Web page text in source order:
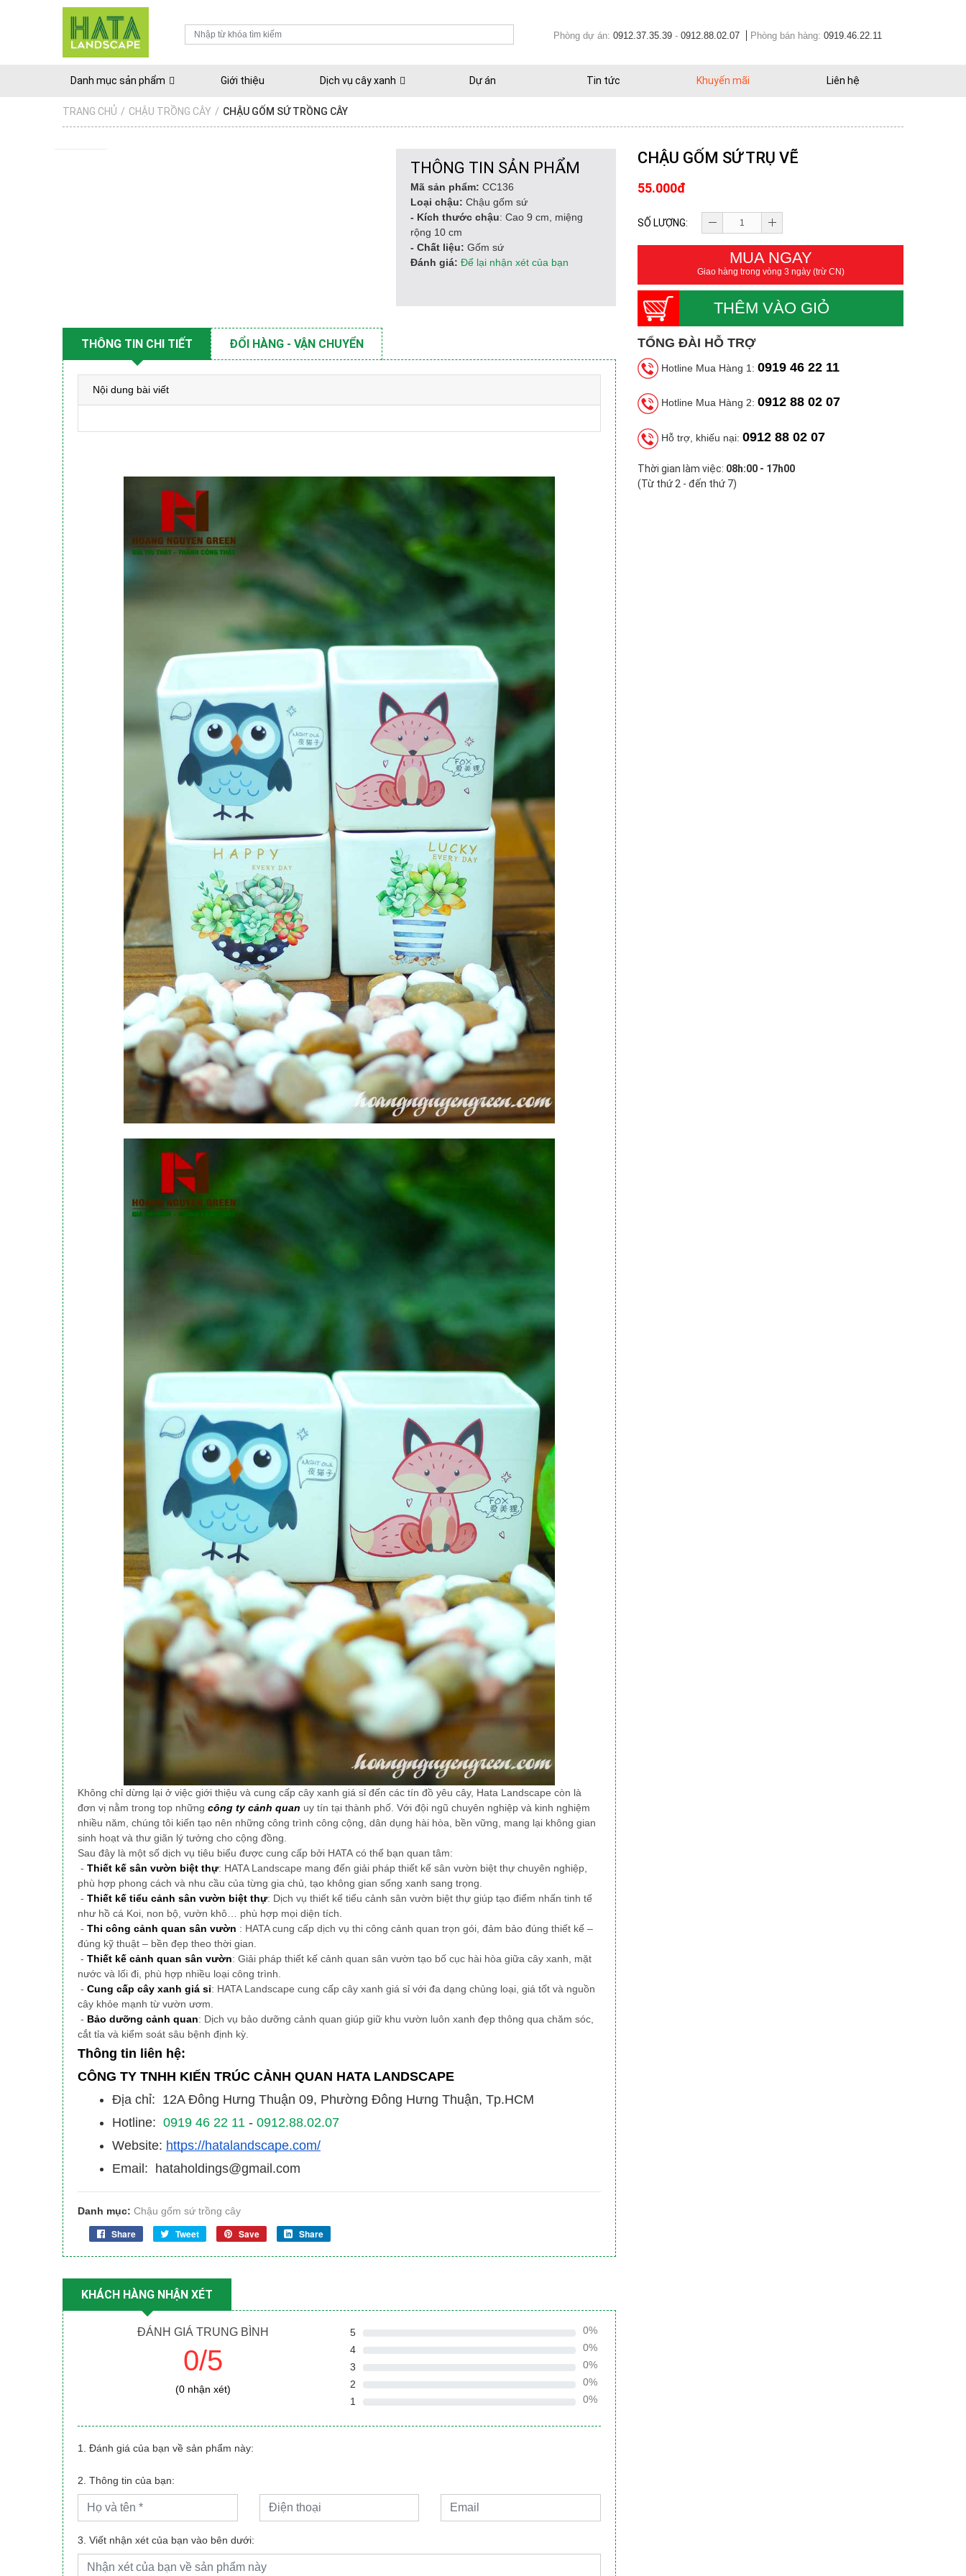
Phòng dự án: 0912.37.35.39 - 0912.88.02.07 Phòng bán hàng: 0919.46.22.11
Danh mục sản phẩm Giới thiệu Dịch vụ cây xanh Dự án Tin tức Khuyến mãi Liên hệ
TRANG CHỦ / CHẬU TRỒNG CÂY / CHẬU GỐM SỨ TRỒNG CÂY
THÔNG TIN SẢN PHẨM
Mã sản phẩm: CC136
Loại chậu: Chậu gốm sứ
- Kích thước chậu: Cao 9 cm, miệng
rộng 10 cm
- Chất liệu: Gốm sứ
Đánh giá: Để lại nhận xét của bạn
CHẬU GỐM SỨ TRỤ VẼ
55.000đ
SỐ LƯỢNG:
MUA NGAY
Giao hàng trong vòng 3 ngày (trừ CN)
THÊM VÀO GIỎ
TỔNG ĐÀI HỖ TRỢ
Hotline Mua Hàng 1: 0919 46 22 11
Hotline Mua Hàng 2: 0912 88 02 07
Hỗ trợ, khiếu nại: 0912 88 02 07
Thời gian làm việc: 08h:00 - 17h00
(Từ thứ 2 - đến thứ 7)
THÔNG TIN CHI TIẾT ĐỔI HÀNG - VẬN CHUYỂN
Nội dung bài viết
Không chỉ dừng lại ở việc giới thiệu và cung cấp cây xanh giá sỉ đến các tín đồ yêu cây, Hata Landscape còn là
đơn vị nằm trong top những công ty cảnh quan uy tín tại thành phố . Với đội ngũ chuyên nghiệp và kinh nghiệm
nhiều năm, chúng tôi kiến tạo nên những công trình công cộng, dân dụng hài hòa, bền vững, mang lại không gian
sinh hoạt và thư giãn lý tưởng cho cộng đồng.
Sau đây là một số dịch vụ tiêu biểu được cung cấp bởi HATA có thể bạn quan tâm:
- Thiết kế sân vườn biệt thự: HATA Landscape mang đến giải pháp thiết kế sân vườn biệt thự chuyên nghiệp,
phù hợp phong cách và nhu cầu của từng gia chủ, tạo không gian sống xanh sang trọng.
- Thiết kế tiểu cảnh sân vườn biệt thự: Dịch vụ thiết kế tiểu cảnh sân vườn biệt thự giúp tạo điểm nhấn tinh tế
như hồ cá Koi, non bộ, vườn khô… phù hợp mọi diện tích.
- Thi công cảnh quan sân vườn : HATA cung cấp dịch vụ thi công cảnh quan trọn gói, đảm bảo đúng thiết kế –
đúng kỹ thuật – bền đẹp theo thời gian.
- Thiết kế cảnh quan sân vườn: Giải pháp thiết kế cảnh quan sân vườn tạo bố cục hài hòa giữa cây xanh, mặt
nước và lối đi, phù hợp nhiều loại công trình.
- Cung cấp cây xanh giá sỉ: HATA Landscape cung cấp cây xanh giá sỉ với đa dạng chủng loại, giá tốt và nguồn
cây khỏe mạnh từ vườn ươm.
- Bảo dưỡng cảnh quan: Dịch vụ bảo dưỡng cảnh quan giúp giữ khu vườn luôn xanh đẹp thông qua chăm sóc,
cắt tỉa và kiểm soát sâu bệnh định kỳ.
Thông tin liên hệ:
CÔNG TY TNHH KIẾN TRÚC CẢNH QUAN HATA LANDSCAPE
Địa chỉ: 12A Đông Hưng Thuận 09, Phường Đông Hưng Thuận, Tp.HCM
Hotline: 0919 46 22 11 - 0912.88.02.07
Website: https://hatalandscape.com/
Email: hataholdings@gmail.com
Danh mục: Chậu gốm sứ trồng cây
Share Tweet Save Share
KHÁCH HÀNG NHẬN XÉT
ĐÁNH GIÁ TRUNG BÌNH
0/5
(0 nhận xét)
5
0%
4
0%
3
0%
2
0%
1
0%
1. Đánh giá của bạn về sản phẩm này:
2. Thông tin của bạn:
3. Viết nhận xét của bạn vào bên dưới: